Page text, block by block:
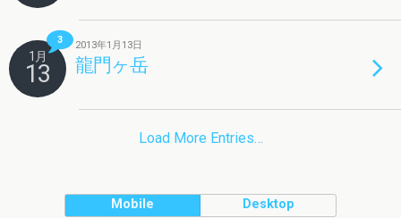
3
1月
13
2013年1月13日
龍門ヶ岳
Load More Entries…
Mobile Desktop